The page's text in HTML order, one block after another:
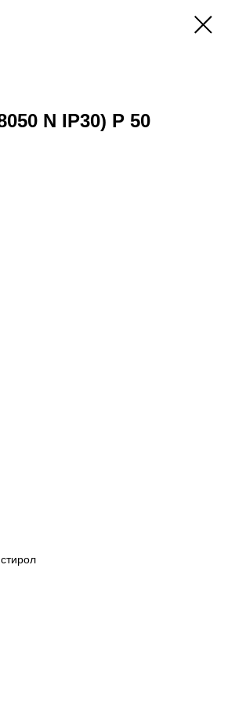
N IP30) P 50